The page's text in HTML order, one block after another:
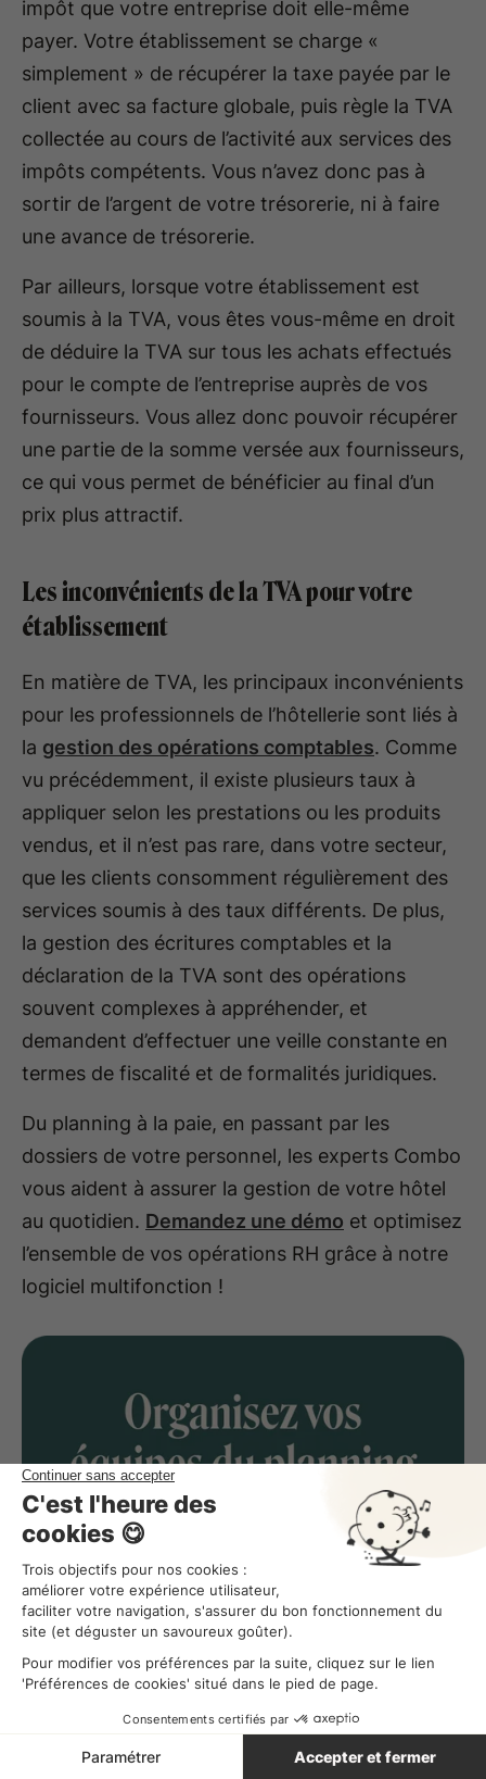
impôt que votre entreprise doit elle-même
payer. Votre établissement se charge «
simplement » de récupérer la taxe payée par le
client avec sa facture globale, puis règle la TVA
collectée au cours de l’activité aux services des
impôts compétents. Vous n’avez donc pas à
sortir de l’argent de votre trésorerie, ni à faire
une avance de trésorerie.
Par ailleurs, lorsque votre établissement est
soumis à la TVA, vous êtes vous-même en droit
de déduire la TVA sur tous les achats effectués
pour le compte de l’entreprise auprès de vos
fournisseurs. Vous allez donc pouvoir récupérer
une partie de la somme versée aux fournisseurs,
ce qui vous permet de bénéficier au final d’un
prix plus attractif.
Les inconvénients de la TVA pour votre
établissement
En matière de TVA, les principaux inconvénients
pour les professionnels de l’hôtellerie sont liés à
la gestion des opérations comptables. Comme
vu précédemment, il existe plusieurs taux à
appliquer selon les prestations ou les produits
vendus, et il n’est pas rare, dans votre secteur,
que les clients consomment régulièrement des
services soumis à des taux différents. De plus,
la gestion des écritures comptables et la
déclaration de la TVA sont des opérations
souvent complexes à appréhender, et
demandent d’effectuer une veille constante en
termes de fiscalité et de formalités juridiques.
Du planning à la paie, en passant par les
dossiers de votre personnel, les experts Combo
vous aident à assurer la gestion de votre hôtel
au quotidien. Demandez une démo et optimisez
l’ensemble de vos opérations RH grâce à notre
logiciel multifonction !